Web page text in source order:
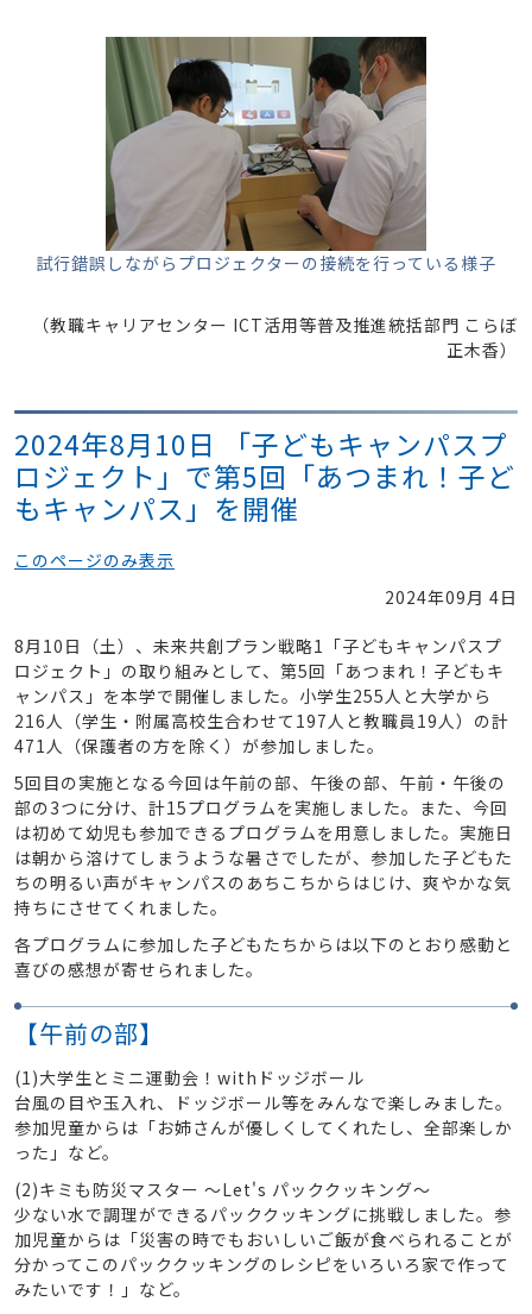
試行錯誤しながらプロジェクターの接続を行っている様子
（教職キャリアセンター ICT活用等普及推進統括部門 こらぼ
正木香）
2024年8月10日 「子どもキャンパスプ
ロジェクト」で第5回「あつまれ！子ど
もキャンパス」を開催
このページのみ表示
2024年09月 4日
8月10日（土）、未来共創プラン戦略1「子どもキャンパスプ
ロジェクト」の取り組みとして、第5回「あつまれ！子どもキ
ャンパス」を本学で開催しました。小学生255人と大学から
216人（学生・附属高校生合わせて197人と教職員19人）の計
471人（保護者の方を除く）が参加しました。
5回目の実施となる今回は午前の部、午後の部、午前・午後の
部の3つに分け、計15プログラムを実施しました。また、今回
は初めて幼児も参加できるプログラムを用意しました。実施日
は朝から溶けてしまうような暑さでしたが、参加した子どもた
ちの明るい声がキャンパスのあちこちからはじけ、爽やかな気
持ちにさせてくれました。
各プログラムに参加した子どもたちからは以下のとおり感動と
喜びの感想が寄せられました。
【午前の部】
(1)大学生とミニ運動会！withドッジボール
台風の目や玉入れ、ドッジボール等をみんなで楽しみました。
参加児童からは「お姉さんが優しくしてくれたし、全部楽しか
った」など。
(2)キミも防災マスター ～Let's パッククッキング～
少ない水で調理ができるパッククッキングに挑戦しました。参
加児童からは「災害の時でもおいしいご飯が食べられることが
分かってこのパッククッキングのレシピをいろいろ家で作って
みたいです！」など。